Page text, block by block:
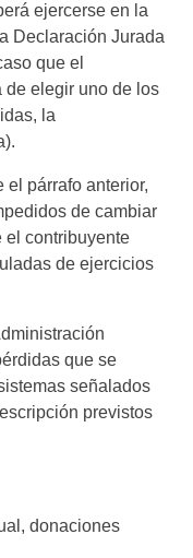
ejercerse en la
Declaración Jurada
que el
de elegir uno de los
la
el párrafo anterior,
de cambiar
el contribuyente
de ejercicios
que se
señalados
previstos
donaciones